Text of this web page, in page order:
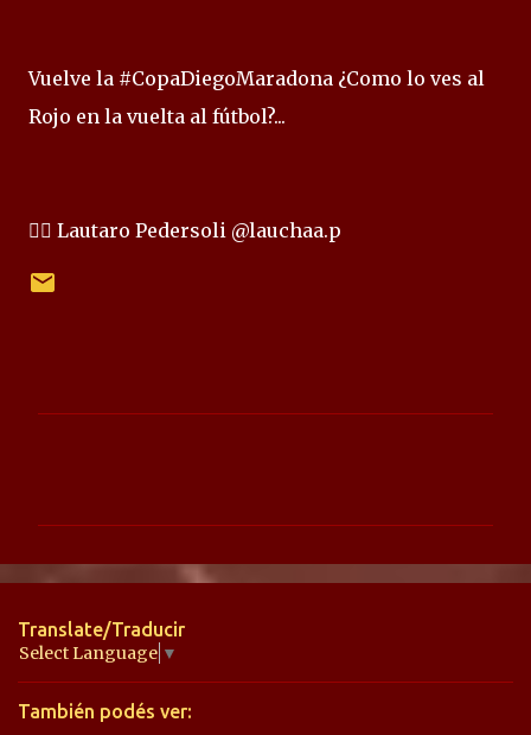
Vuelve la #CopaDiegoMaradona ¿Como lo ves al
Rojo en la vuelta al fútbol?...
✍🏻 Lautaro Pedersoli @lauchaa.p
n
a
r
i
Translate/Traducir
Select Language ▼
También podés ver: